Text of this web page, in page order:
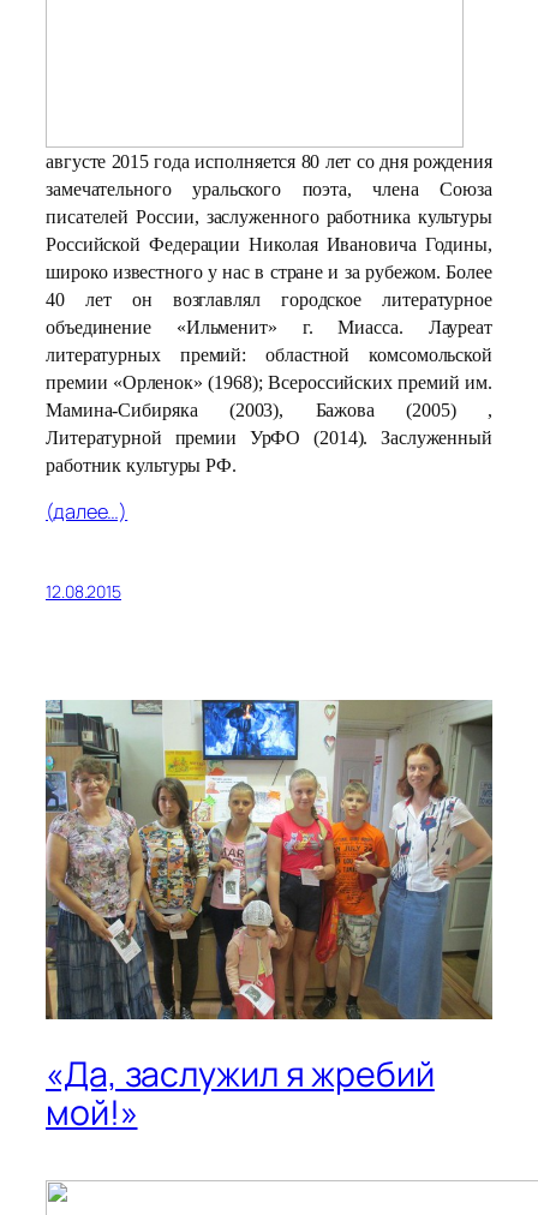
августе 2015 года исполняется 80 лет со дня рождения
замечательного уральского поэта, члена Союза
писателей России, заслуженного работника культуры
Российской Федерации Николая Ивановича Годины,
широко известного у нас в стране и за рубежом. Более
40 лет он возглавлял городское литературное
объединение «Ильменит» г. Миасса. Лауреат
литературных премий: областной комсомольской
премии «Орленок» (1968); Всероссийских премий им.
Мамина-Сибиряка (2003), Бажова (2005) ,
Литературной премии УрФО (2014). Заслуженный
работник культуры РФ.
(далее…)
12.08.2015
«Да, заслужил я жребий
мой!»